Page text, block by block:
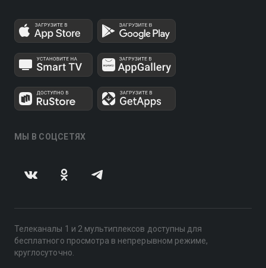
МЫ В СОЦСЕТЯХ
Телеканалы 1 и 2 мультиплексов доступны для
бесплатного просмотра в непрерывном режиме,
круглосуточно.